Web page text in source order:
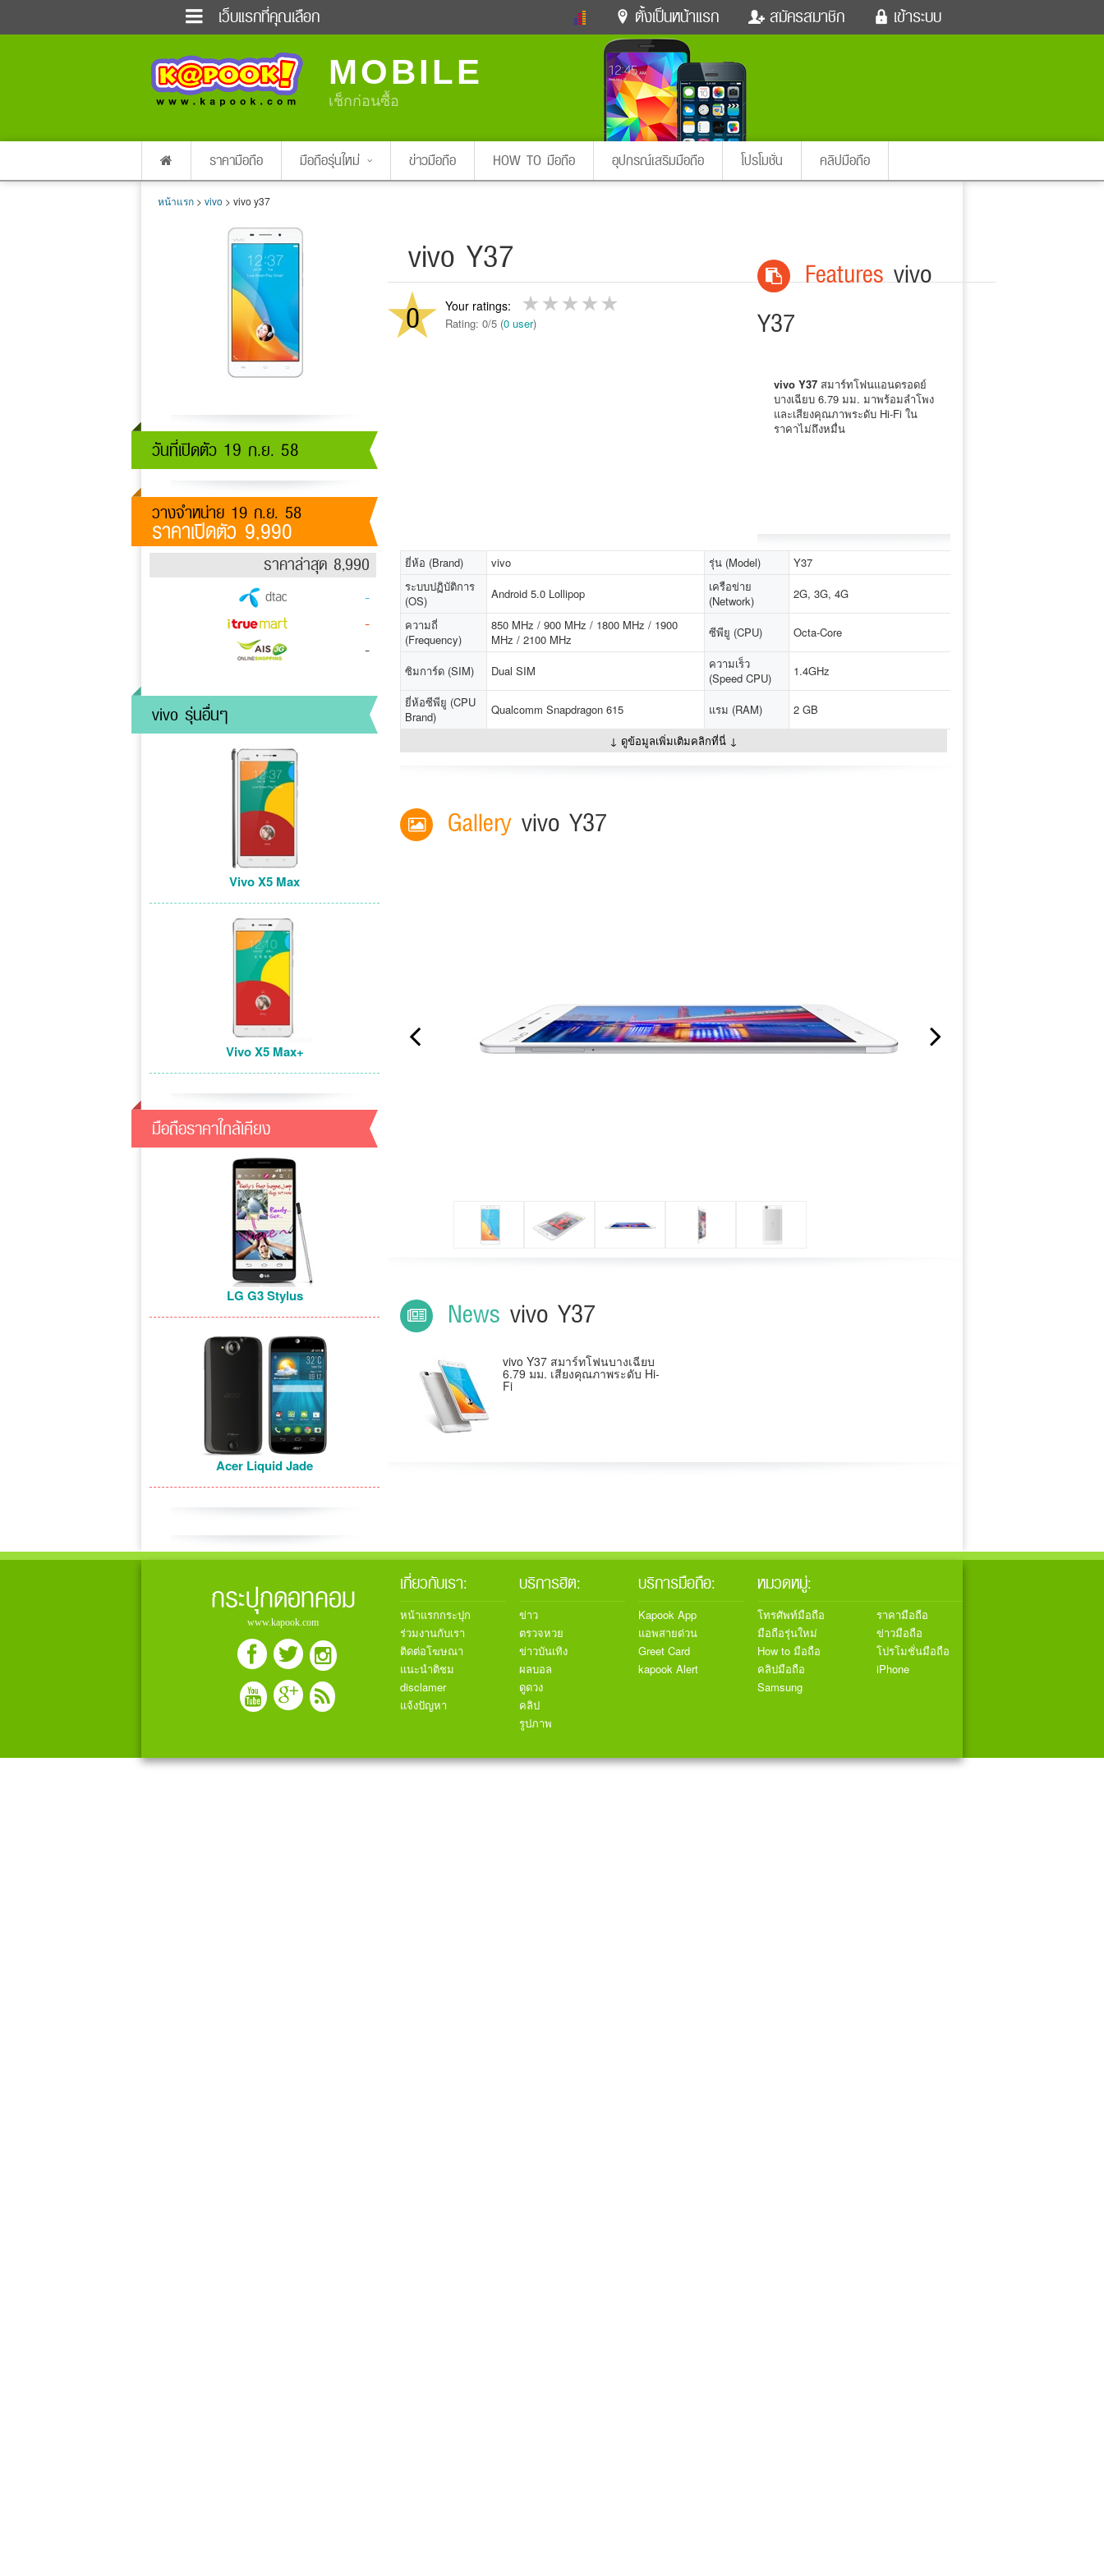
เข้าระบบ
สมัครสมาชิก
เว็บแรกที่คุณเลือก ตั้งเป็นหน้าแรก
ละคร
ฟังวิทยุออนไลน์
เกม หมากรุกไทย Glitter ตรวจหวย
แต่งงาน
แม่และเด็ก ดูดวง สุขภาพ
กลอน
dictionary
เช็คความเร็วเน็ต iPhone Facebook Twitter instagram ดารา อินสตาแกรม
Email
Password
เข้าระบบด้วย Facebook
MOBILE
เช็กก่อนซื้อ
ราคามือถือ มือถือรุ่นใหม่ ข่าวมือถือ HOW TO มือถือ อุปกรณ์เสริมมือถือ โปรโมชั่น คลิปมือถือ
หน้าแรก > vivo > vivo y37
vivo Y37
0 Rating: 0/5 (0 user)
Featuresvivo
Y37
vivo​ Y37 สมาร์ทโฟนแอนดรอดย์
บางเฉียบ 6.79 มม. มาพร้อมลำโพง
และเสียงคุณภาพระดับ Hi-Fi ใน
ราคาไม่ถึงหมื่น
ยี่ห้อ (Brand) vivo รุ่น (Model)
Y37
ระบบปฏิบัติการ
(OS)
Android 5.0 Lollipop
เครือข่าย
(Network)
2G, 3G, 4G
ความถี่
(Frequency)
850 MHz / 900 MHz / 1800 MHz / 1900
MHz / 2100 MHz
ซีพียู (CPU) Octa-Core
ซิมการ์ด (SIM) Dual SIM
ความเร็ว
(Speed CPU)
1.4GHz
ยี่ห้อซีพียู (CPU
Brand)
Qualcomm Snapdragon 615 แรม (RAM)
2 GB
↓ ดูข้อมูลเพิ่มเติมคลิกที่นี่ ↓
Gallery vivo Y37
News vivo Y37
vivo Y37 สมาร์ทโฟนบางเฉียบ
6.79 มม. เสียงคุณภาพระดับ Hi-
Fi
วันที่เปิดตัว 19 ก.ย. 58
วางจำหน่าย 19 ก.ย. 58
ราคาเปิดตัว 9,990
ราคาล่าสุด 8,990
-
-
-
vivo รุ่นอื่นๆ
Vivo X5 Max
Vivo X5 Max+
มือถือราคาใกล้เคียง
LG G3 Stylus
Acer Liquid Jade
กระปุกดอทคอม
www.kapook.com
เกี่ยวกับเรา:
หน้าแรกกระปุก
ร่วมงานกับเรา
ติดต่อโฆษณา
แนะนำติชม
disclamer
แจ้งปัญหา
บริการฮิต:
ข่าว
ตรวจหวย
ข่าวบันเทิง
ผลบอล
ดูดวง
คลิป
รูปภาพ
บริการมือถือ:
Kapook App
แอพสายด่วน
Greet Card
kapook Alert
หมวดหมู่:
โทรศัพท์มือถือ
ราคามือถือ
มือถือรุ่นใหม่
ข่าวมือถือ
How to มือถือ
โปรโมชั่นมือถือ
คลิปมือถือ
iPhone
Samsung